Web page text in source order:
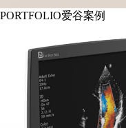
PORTFOLIO爱谷案例